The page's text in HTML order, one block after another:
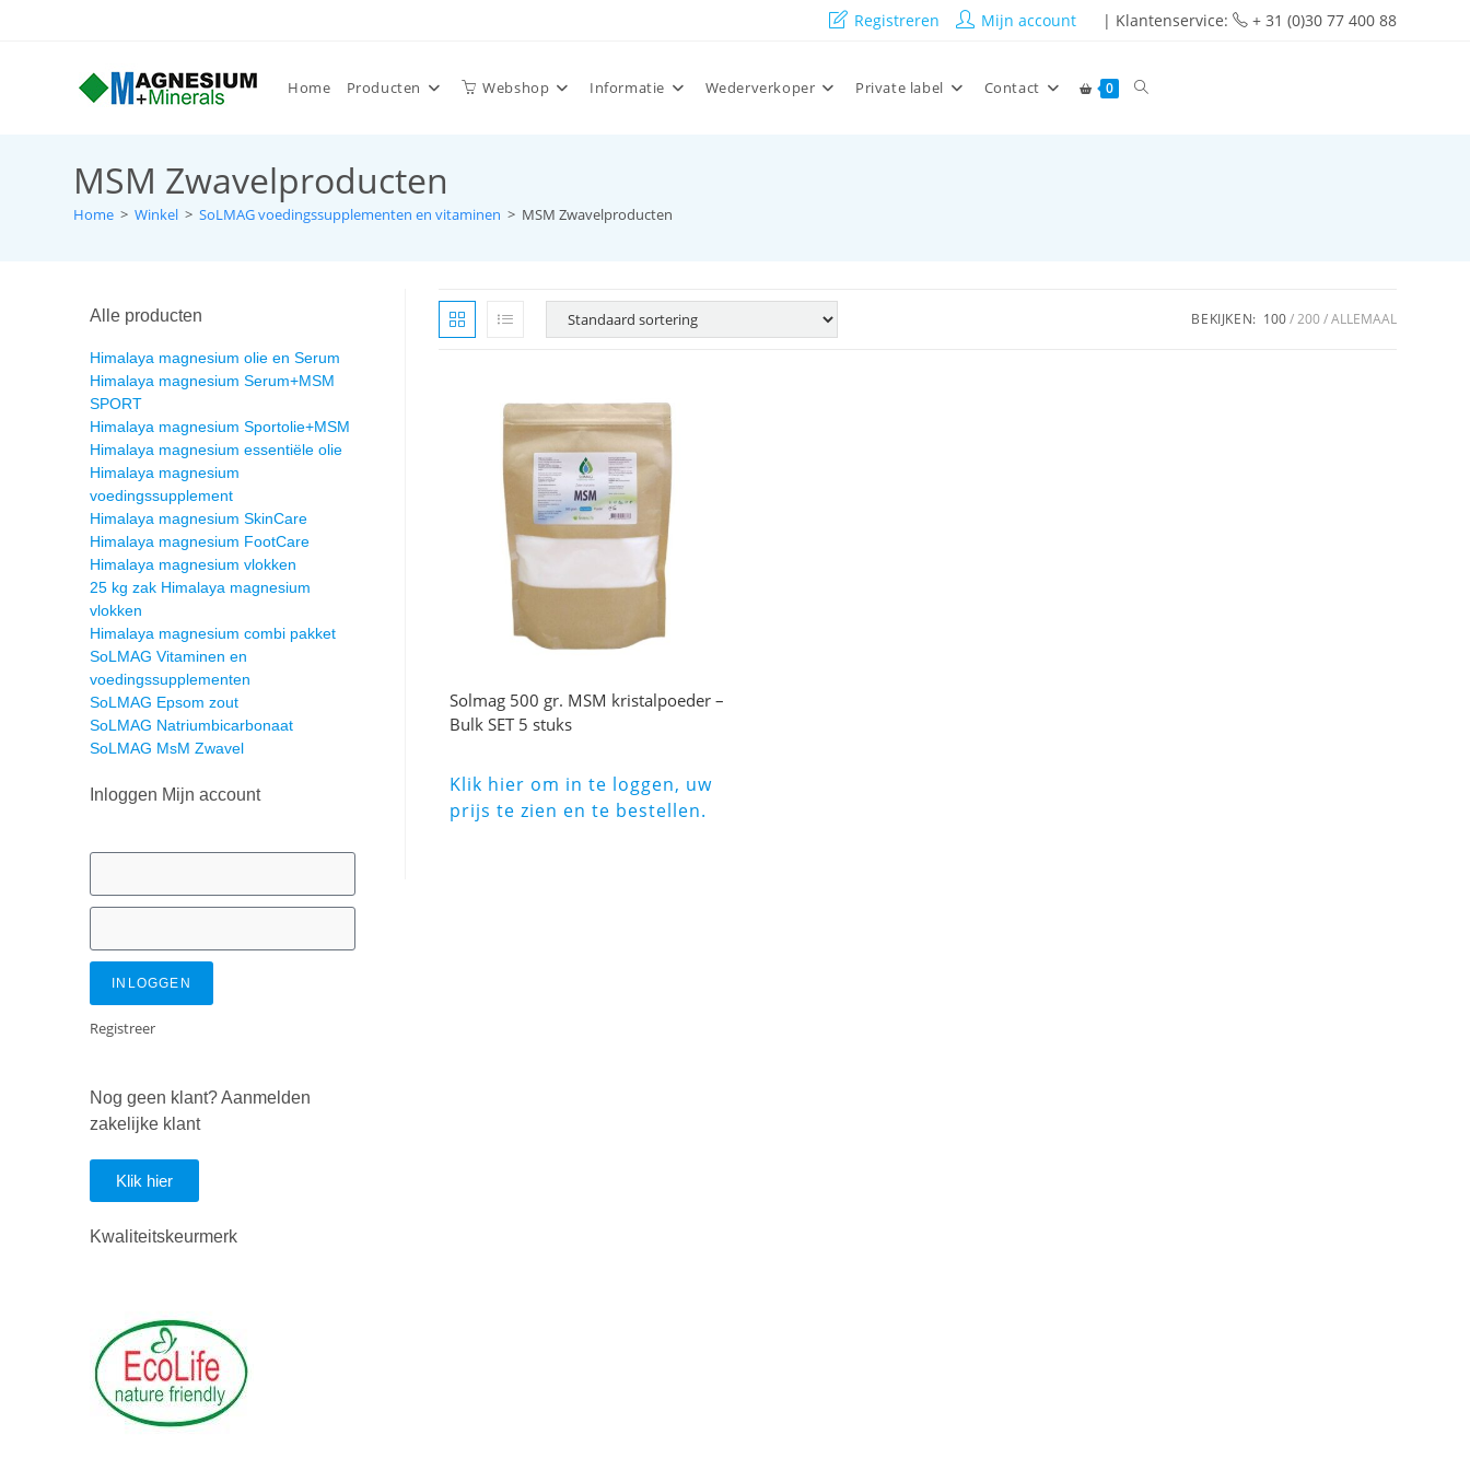
Registreren Mijn account | Klantenservice: + 31 (0)30 77 400 88
Home Producten Webshop Informatie Wederverkoper Private label Contact 0
MSM Zwavelproducten
Home > Winkel > SoLMAG voedingssupplementen en vitaminen > MSM Zwavelproducten
BEKIJKEN: 100 200 ALLEMAAL
Solmag 500 gr. MSM kristalpoeder –
Bulk SET 5 stuks
Klik hier om in te loggen, uw
prijs te zien en te bestellen.
Alle producten
Himalaya magnesium olie en Serum
Himalaya magnesium Serum+MSM
SPORT
Himalaya magnesium Sportolie+MSM
Himalaya magnesium essentiële olie
Himalaya magnesium
voedingssupplement
Himalaya magnesium SkinCare
Himalaya magnesium FootCare
Himalaya magnesium vlokken
25 kg zak Himalaya magnesium
vlokken
Himalaya magnesium combi pakket
SoLMAG Vitaminen en
voedingssupplementen
SoLMAG Epsom zout
SoLMAG Natriumbicarbonaat
SoLMAG MsM Zwavel
Inloggen Mijn account
INLOGGEN
Registreer
Nog geen klant? Aanmelden
zakelijke klant
Klik hier
Kwaliteitskeurmerk